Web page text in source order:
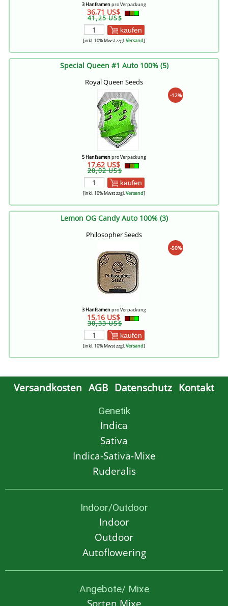
3 Hanfsamenpro Verpackung
36,71 US$
41,25 US$
kaufen
[inkl. 10% Mwst zzgl.Versand]
Special Queen #1 Auto 100% (5)
Royal Queen Seeds
-12%
5 Hanfsamenpro Verpackung
17,62 US$
20,02 US$
kaufen
[inkl. 10% Mwst zzgl.Versand]
Lemon OG Candy Auto 100% (3)
Philosopher Seeds
-50%
3 Hanfsamenpro Verpackung
15,16 US$
30,33 US$
kaufen
[inkl. 10% Mwst zzgl.Versand]
Versandkosten AGB Datenschutz Kontakt
Genetik
Indica
Sativa
Indica-Sativa-Mixe
Ruderalis
Indoor/Outdoor
Indoor
Outdoor
Autoflowering
Angebote/ Mixe
Sorten Mixe